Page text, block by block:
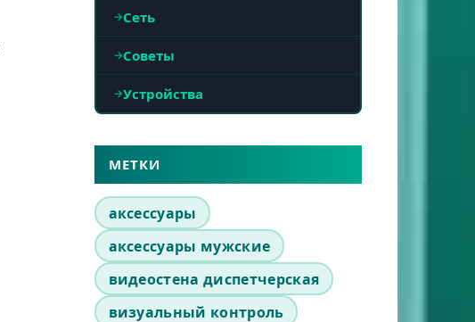
Сеть
Советы
Устройства
МЕТКИ
аксессуары
аксессуары мужские
видеостена диспетчерская
визуальный контроль